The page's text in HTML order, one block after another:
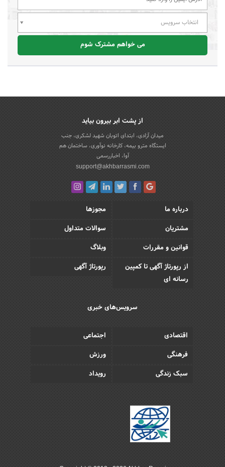
انتخاب سرویس
می خواهم مشترک شوم
از پشت ابر بیرون بیاید
میدان آزادی، ابتدای اتوبان شهید لشکری، جنب
ایستگاه مترو بیمه، کارخانه نوآوری، ساختمان هم
آوا، اخباررسمی
support@akhbarrasmi.com
درباره ما
مجوزها
مشتریان
سوالات متداول
قوانین و مقررات
وبلاگ
از رپورتاژ آگهی تا کمپین
رسانه ای
رپورتاژ آگهی
سرویس‌های خبری
اقتصادی
اجتماعی
فرهنگی
ورزش
سبک زندگی
رویداد